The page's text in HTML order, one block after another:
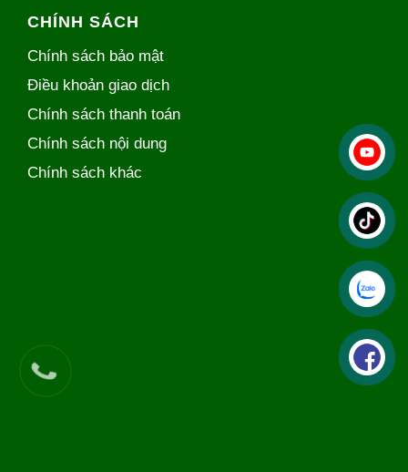
CHÍNH SÁCH
Chính sách bảo mật
Điều khoản giao dịch
Chính sách thanh toán
Chính sách nội dung
Chính sách khác